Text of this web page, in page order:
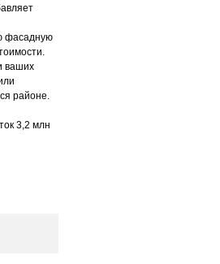
фасадную
ваших
районе.
3,2 млн